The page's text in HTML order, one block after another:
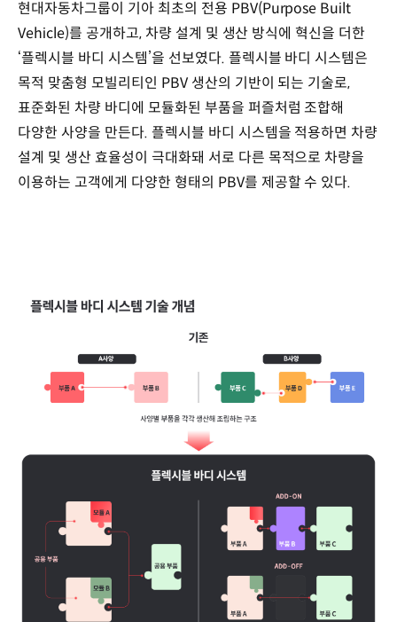
현대자동차그룹이 기아 최초의 전용 PBV(Purpose Built
Vehicle)를 공개하고, 차량 설계 및 생산 방식에 혁신을 더한
‘플렉시블 바디 시스템’을 선보였다. 플렉시블 바디 시스템은
목적 맞춤형 모빌리티인 PBV 생산의 기반이 되는 기술로,
표준화된 차량 바디에 모듈화된 부품을 퍼즐처럼 조합해
다양한 사양을 만든다. 플렉시블 바디 시스템을 적용하면 차량
설계 및 생산 효율성이 극대화돼 서로 다른 목적으로 차량을
이용하는 고객에게 다양한 형태의 PBV를 제공할 수 있다.